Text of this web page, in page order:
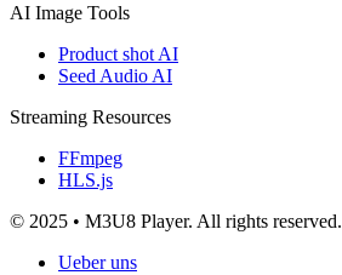
AI Image Tools
Product shot AI
Seed Audio AI
Streaming Resources
FFmpeg
HLS.js
© 2025 • M3U8 Player. All rights reserved.
Ueber uns